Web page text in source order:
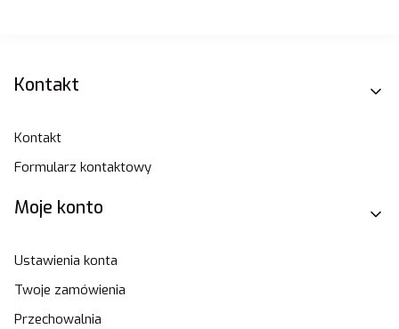
Linki w stopce
Kontakt
Kontakt
Formularz kontaktowy
Moje konto
Ustawienia konta
Twoje zamówienia
Przechowalnia